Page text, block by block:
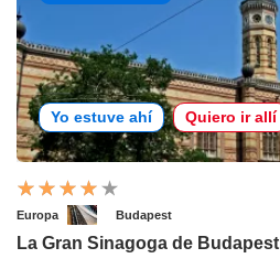
Yo estuve ahí Quiero ir allí
Europa Budapest
La Gran Sinagoga de Budapest